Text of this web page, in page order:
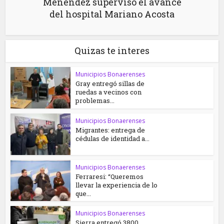
del hospital Mariano Acosta
Quizas te interes
Municipios Bonaerenses
Gray entregó sillas de
ruedas a vecinos con
problemas...
Municipios Bonaerenses
Migrantes: entrega de
cédulas de identidad a...
Municipios Bonaerenses
Ferraresi: “Queremos
llevar la experiencia de lo
que...
Municipios Bonaerenses